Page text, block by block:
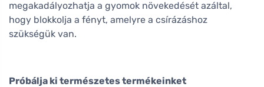
megakadályozhatja a gyomok növekedését azáltal,
hogy blokkolja a fényt, amelyre a csírázáshoz
szükségük van.
Próbálja ki természetes termékeinket